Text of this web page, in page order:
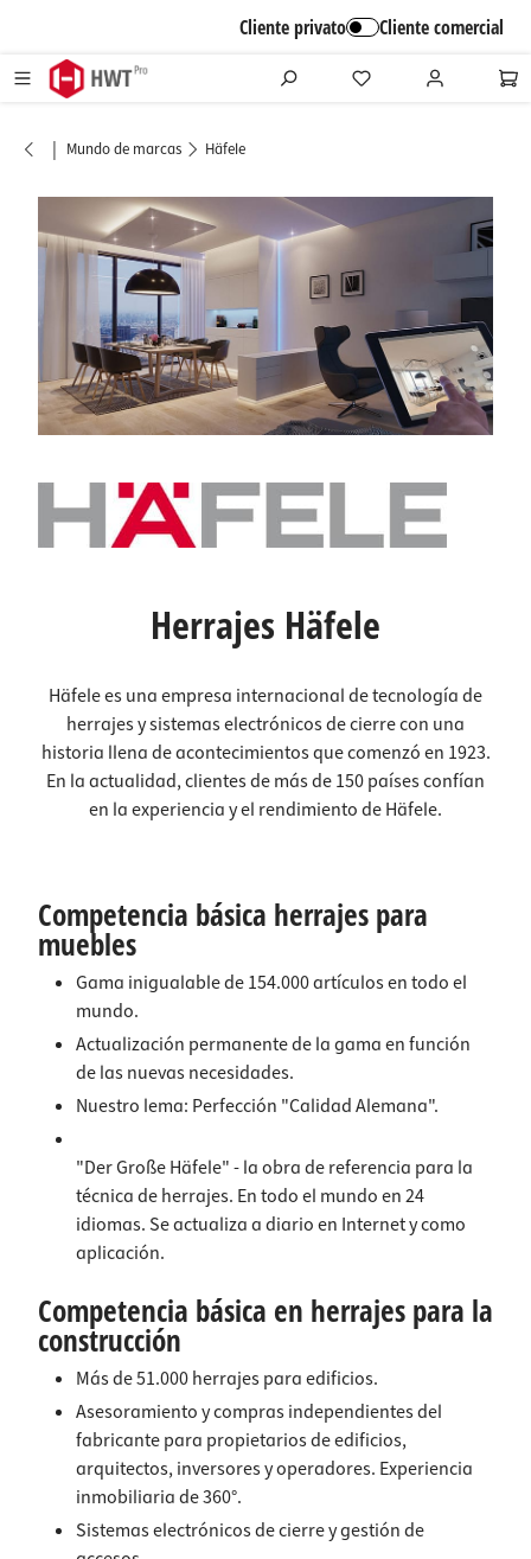
Cliente privato Cliente comercial
| Mundo de marcas Häfele
Herrajes Häfele
Häfele es una empresa internacional de tecnología de
herrajes y sistemas electrónicos de cierre con una
historia llena de acontecimientos que comenzó en 1923.
En la actualidad, clientes de más de 150 países confían
en la experiencia y el rendimiento de Häfele.
Competencia básica herrajes para
muebles
Gama inigualable de 154.000 artículos en todo el
mundo.
Actualización permanente de la gama en función
de las nuevas necesidades.
Nuestro lema: Perfección "Calidad Alemana".
"Der Große Häfele" - la obra de referencia para la
técnica de herrajes. En todo el mundo en 24
idiomas. Se actualiza a diario en Internet y como
aplicación.
Competencia básica en herrajes para la
construcción
Más de 51.000 herrajes para edificios.
Asesoramiento y compras independientes del
fabricante para propietarios de edificios,
arquitectos, inversores y operadores. Experiencia
inmobiliaria de 360°.
Sistemas electrónicos de cierre y gestión de